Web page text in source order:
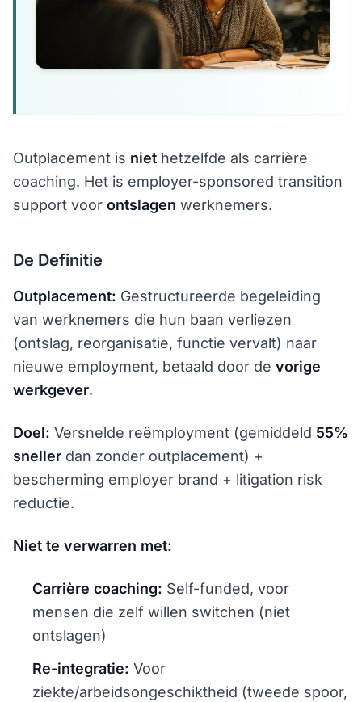
Outplacement is niet hetzelfde als carrière
coaching. Het is employer-sponsored transition
support voor ontslagen werknemers.
De Definitie
Outplacement: Gestructureerde begeleiding
van werknemers die hun baan verliezen
(ontslag, reorganisatie, functie vervalt) naar
nieuwe employment, betaald door de vorige
werkgever.
Doel: Versnelde reëmployment (gemiddeld 55%
sneller dan zonder outplacement) +
bescherming employer brand + litigation risk
reductie.
Niet te verwarren met:
Carrière coaching: Self-funded, voor
mensen die zelf willen switchen (niet
ontslagen)
Re-integratie: Voor
ziekte/arbeidsongeschiktheid (tweede spoor,